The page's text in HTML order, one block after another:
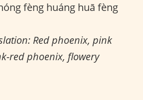
fèng huáng huā fèng
Red phoenix, pink
red phoenix, flowery